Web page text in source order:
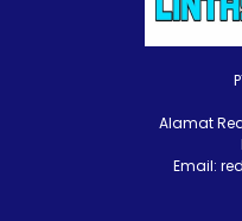
Alamat
Email: